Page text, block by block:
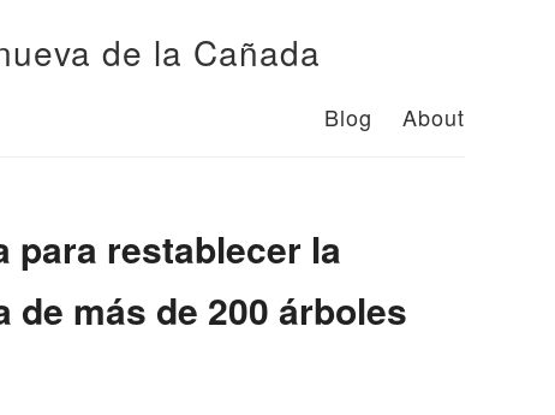
de la Cañada
Blog About
para restablecer la
más de 200 árboles